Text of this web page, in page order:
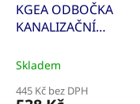
KGEA ODBOČKA
KANALIZAČNÍ
Skladem
445 Kč bez DPH